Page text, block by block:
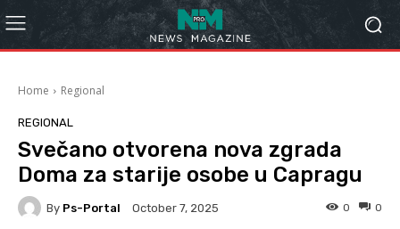
Home Regional
REGIONAL
Svečano otvorena nova zgrada
Doma za starije osobe u Capragu
By Ps-Portal October 7, 2025 0
0